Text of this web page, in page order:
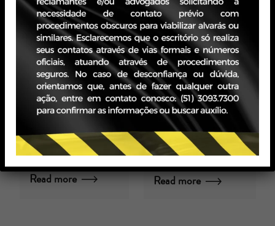
É difícil
empreender
quando o
Estado quer
criminalizar
a atividade
empresarial
por Michel Gralha
27/01/2019
Read more
COMO
ESCOLHER O
ENCARREGADO
PELO
TRATAMENTO
DE DADOS
PESSOAIS?
por Equipe LGPD
05/01/2022
Read more